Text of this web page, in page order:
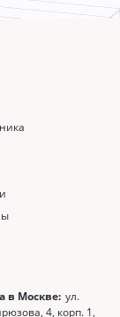
в Москве: ул.
4, корп. 1,